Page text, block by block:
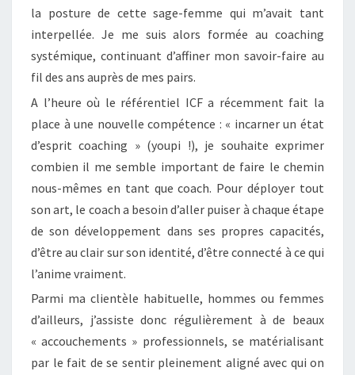
la posture de cette sage-femme qui m’avait tant
interpellée. Je me suis alors formée au coaching
systémique, continuant d’affiner mon savoir-faire au
fil des ans auprès de mes pairs.
A l’heure où le référentiel ICF a récemment fait la
place à une nouvelle compétence : « incarner un état
d’esprit coaching » (youpi !), je souhaite exprimer
combien il me semble important de faire le chemin
nous-mêmes en tant que coach. Pour déployer tout
son art, le coach a besoin d’aller puiser à chaque étape
de son développement dans ses propres capacités,
d’être au clair sur son identité, d’être connecté à ce qui
l’anime vraiment.
Parmi ma clientèle habituelle, hommes ou femmes
d’ailleurs, j’assiste donc régulièrement à de beaux
« accouchements » professionnels, se matérialisant
par le fait de se sentir pleinement aligné avec qui on